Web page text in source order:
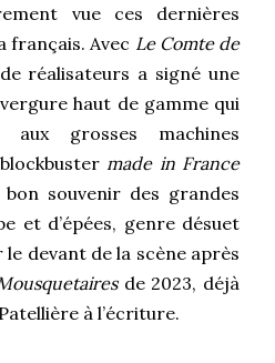
vue ces dernières
français. Avec Le Comte de
réalisateurs a signé une
haut de gamme qui
grosses machines
made in France
souvenir des grandes
et d’épées, genre désuet
devant de la scène après
de 2023, déjà
à l’écriture.